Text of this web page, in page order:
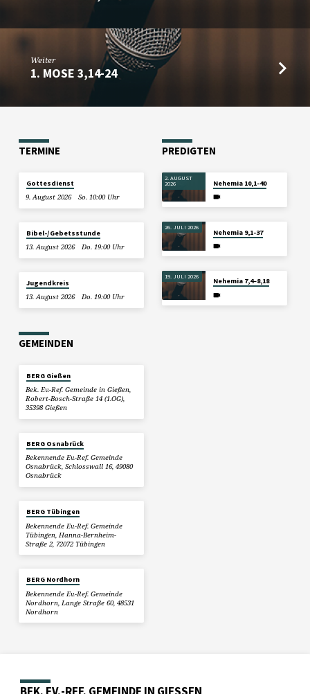
Weiter
1. MOSE 3,14-24
TERMINE
Gottesdienst
9. August 2026
So. 10:00 Uhr
Bibel-/Gebetsstunde
13. August 2026
Do. 19:00 Uhr
Jugendkreis
13. August 2026
Do. 19:00 Uhr
PREDIGTEN
2. AUGUST
2026 Nehemia 10,1-40
26. JULI 2026
Nehemia 9,1-37
19. JULI 2026
Nehemia 7,4–8,18
GEMEINDEN
BERG Gießen
Bek. Ev.-Ref. Gemeinde in Gießen,
Robert-Bosch-Straße 14 (1.OG),
35398 Gießen
BERG Osnabrück
Bekennende Ev.-Ref. Gemeinde
Osnabrück, Schlosswall 16, 49080
Osnabrück
BERG Tübingen
Bekennende Ev.-Ref. Gemeinde
Tübingen, Hanna-Bernheim-
Straße 2, 72072 Tübingen
BERG Nordhorn
Bekennende Ev.-Ref. Gemeinde
Nordhorn, Lange Straße 60, 48531
Nordhorn